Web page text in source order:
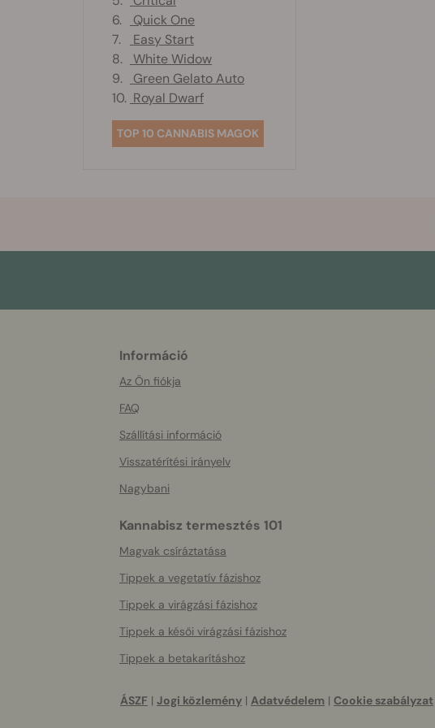
6.
Quick One
7.
Easy Start
8.
White Widow
9.
Green Gelato Auto
10. Royal Dwarf
TOP 10 CANNABIS MAGOK
Információ
Az Ön fiókja
FAQ
Szállítási információ
Visszatérítési irányelv
Nagybani
Kannabisz termesztés 101
Magvak csíráztatása
Tippek a vegetatív fázishoz
Tippek a virágzási fázishoz
Tippek a késői virágzási fázishoz
Tippek a betakarításhoz
ÁSZF | Jogi közlemény | Adatvédelem | Cookie szabályzat